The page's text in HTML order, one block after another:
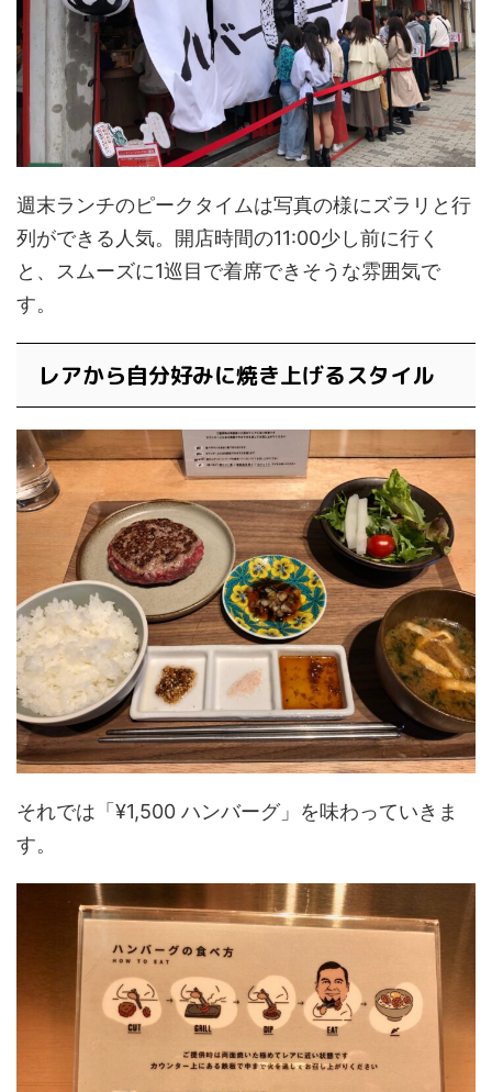
週末ランチのピークタイムは写真の様にズラリと行
列ができる人気。開店時間の11:00少し前に行く
と、スムーズに1巡目で着席できそうな雰囲気で
す。
レアから自分好みに焼き上げるスタイル
それでは「¥1,500 ハンバーグ」を味わっていきま
す。